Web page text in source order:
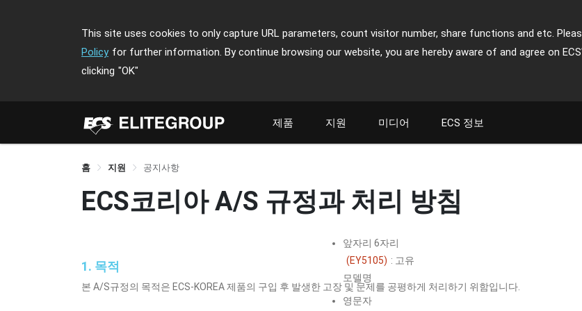
This site uses cookies to only capture URL parameters, count visitor number, share functions and etc.
Policy for further information. By continue browsing our website, you are hereby aware of and agree on
clicking "OK"
제품 지원 미디어 ECS 정보
홈 지원 공지사항
ECS코리아 A/S 규정과 처리 방침
1. 목적
본 A/S규정의 목적은 ECS-KOREA 제품의 구입 후 발생한 고장 및 문제를 공평하게 처리하기 위함입니다.
앞자리 6자리
(EY5105) : 고유
모델명
영문자